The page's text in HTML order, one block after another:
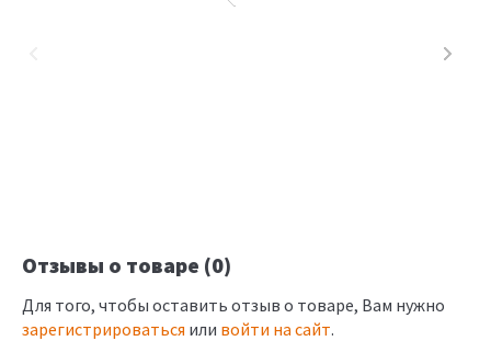
Отзывы о товаре (0)
Для того, чтобы оставить отзыв о товаре, Вам нужно
зарегистрироваться или войти на сайт.